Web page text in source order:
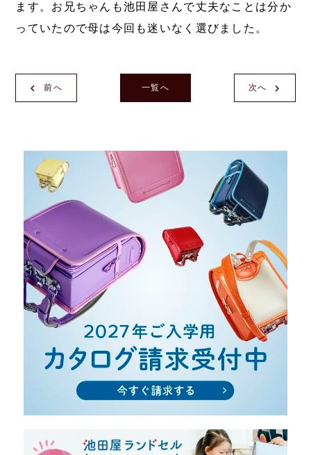
ます。お兄ちゃんも池田屋さんで丈夫なことは分か
っていたので母は今回も迷いなく選びました。
前へ 次へ
一覧へ